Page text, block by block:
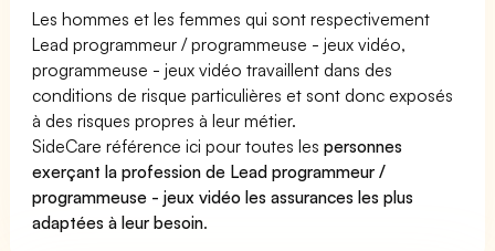
Les hommes et les femmes qui sont respectivement
Lead programmeur / programmeuse - jeux vidéo,
programmeuse - jeux vidéo travaillent dans des
conditions de risque particulières et sont donc exposés
à des risques propres à leur métier.
SideCare référence ici pour toutes lespersonnes
exerçant la profession de Lead programmeur /
programmeuse - jeux vidéo les assurances les plus
adaptées à leur besoin.